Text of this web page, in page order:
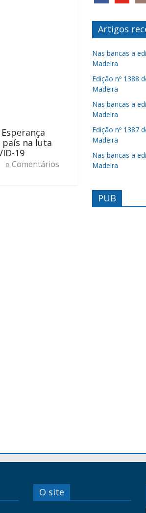
na luta
19
Comentários
Artigos
Nas bancas a
Madeira
Edição nº 1388
Madeira
Nas bancas a
Madeira
Edição nº 1387
Madeira
Nas bancas a
Madeira
PUB
O site